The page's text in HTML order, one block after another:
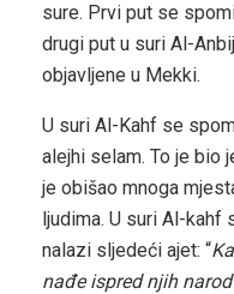
sure. Prvi put se
drugi put u suri Al-
objavljene u Mekki.
U suri Al-Kahf se
alejhi selam. To je bio
je obišao mnoga
ljudima. U suri Al-kahf
nalazi sljedeći ajet: “
nađe ispred njih